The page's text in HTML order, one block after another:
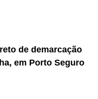
de demarcação
em Porto Seguro